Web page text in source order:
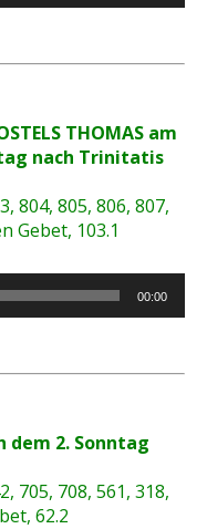
THOMAS am
nach Trinitatis
804, 805, 806, 807,
Gebet, 103.1
00:00
dem 2. Sonntag
705, 708, 561, 318,
62.2